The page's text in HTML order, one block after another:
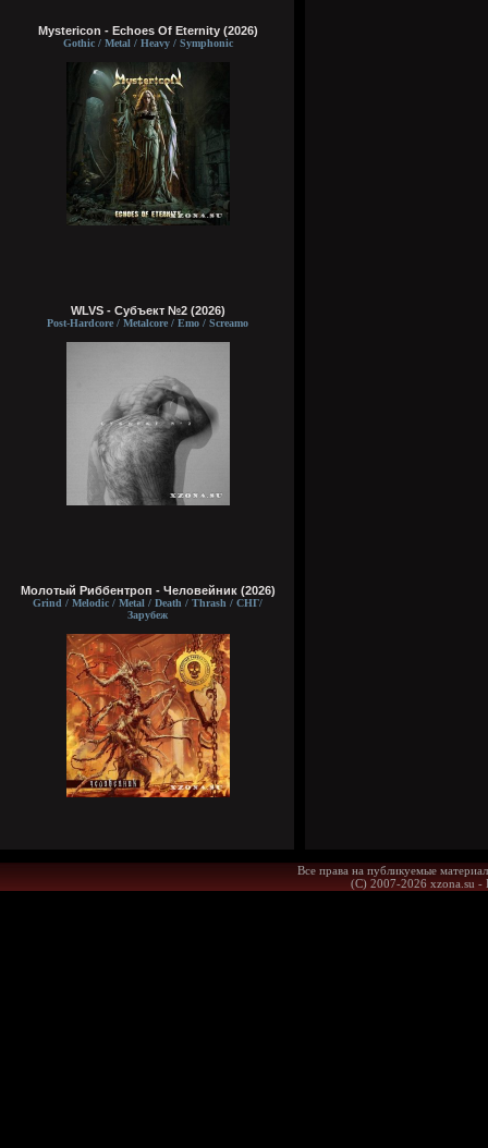
Mystericon - Echoes Of Eternity (2026)
Gothic / Metal / Heavy / Symphonic
WLVS - Субъект №2 (2026)
Post-Hardcore / Metalcore / Emo / Screamo
Молотый Риббентроп - Человейник (2026)
Grind / Melodic / Metal / Death / Thrash / СНГ/
Зарубеж
Все права на публикуемые
(С) 2007-2026 xzona.su -